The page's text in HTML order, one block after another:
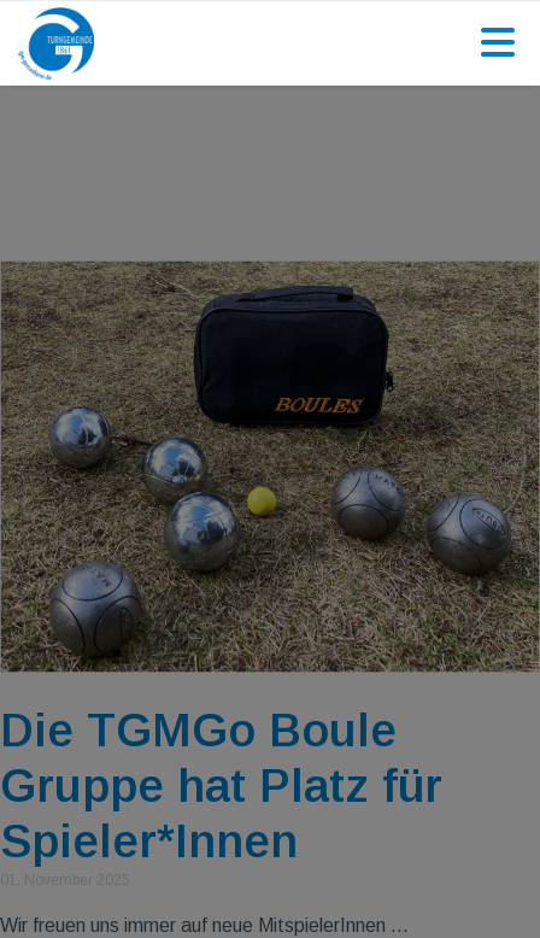
Die TGMGo Boule
Gruppe hat Platz für
Spieler*Innen
Wir freuen uns immer auf neue MitspielerInnen ...